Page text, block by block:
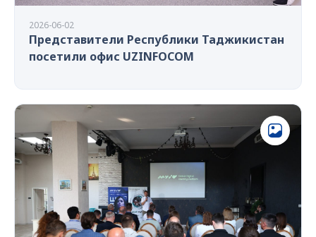
2026-06-02
Представители Республики Таджикистан
посетили офис UZINFOCOM